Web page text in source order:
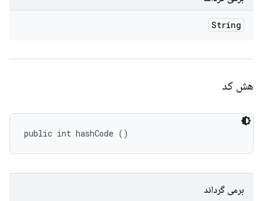
String
هش کد
public int hashCode ()
برمی گرداند